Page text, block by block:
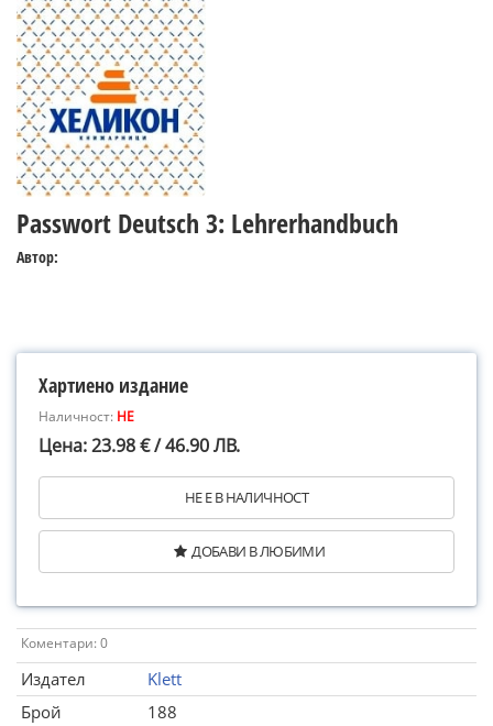
Passwort Deutsch 3: Lehrerhandbuch
Автор:
Хартиено издание
Наличност: НЕ
Цена: 23.98 € / 46.90 ЛВ.
НЕ Е В НАЛИЧНОСТ
ДОБАВИ В ЛЮБИМИ
Коментари: 0
Издател
Klett
Брой
188